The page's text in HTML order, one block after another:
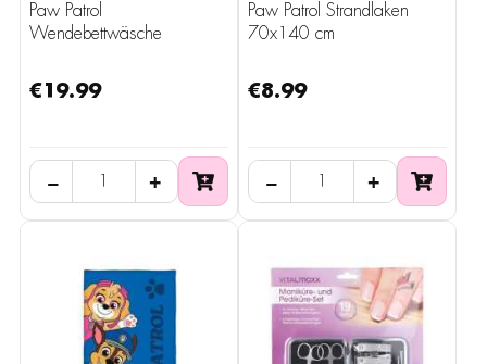
Paw Patrol
Wendebettwäsche
€19.99
− +
Paw Patrol Strandlaken
70x140 cm
€8.99
− +